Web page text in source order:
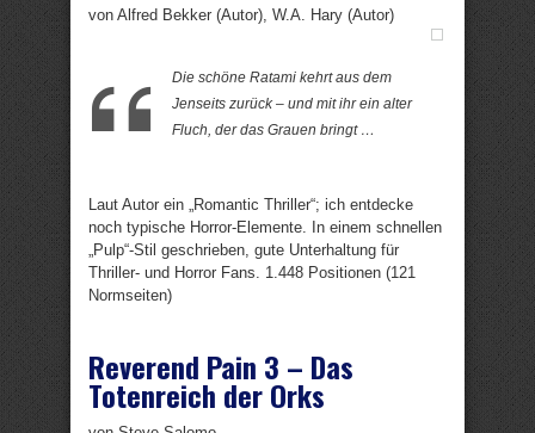
von Alfred Bekker (Autor), W.A. Hary (Autor)
Die schöne Ratami kehrt aus dem
Jenseits zurück – und mit ihr ein alter
Fluch, der das Grauen bringt …
Laut Autor ein „Romantic Thriller“; ich entdecke
noch typische Horror-Elemente. In einem schnellen
„Pulp“-Stil geschrieben, gute Unterhaltung für
Thriller- und Horror Fans. 1.448 Positionen (121
Normseiten)
Reverend Pain 3 – Das
Totenreich der Orks